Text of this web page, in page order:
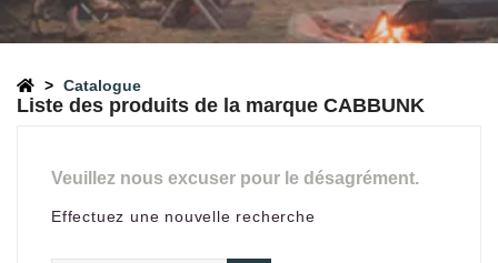
Catalogue
Liste des produits de la marque CABBUNK
Veuillez nous excuser pour le désagrément.
Effectuez une nouvelle recherche